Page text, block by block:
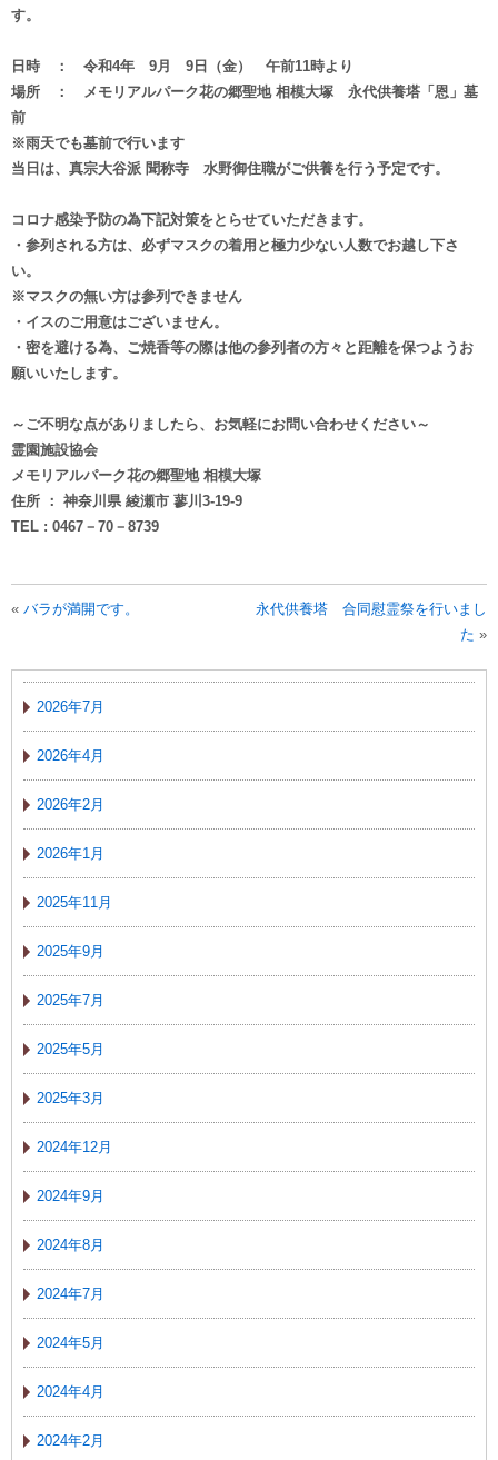
す。
日時 ： 令和4年 9月 9日（金） 午前11時より
場所 ： メモリアルパーク花の郷聖地 相模大塚 永代供養塔「恩」墓
前
※雨天でも墓前で行います
当日は、真宗大谷派 聞称寺 水野御住職がご供養を行う予定です。
コロナ感染予防の為下記対策をとらせていただきます。
・参列される方は、必ずマスクの着用と極力少ない人数でお越し下さ
い。
※マスクの無い方は参列できません
・イスのご用意はございません。
・密を避ける為、ご焼香等の際は他の参列者の方々と距離を保つようお
願いいたします。
～ご不明な点がありましたら、お気軽にお問い合わせください～
霊園施設協会
メモリアルパーク花の郷聖地 相模大塚
住所 ： 神奈川県 綾瀬市 蓼川3-19-9
TEL : 0467－70－8739
« バラが満開です。
永代供養塔 合同慰霊祭を行いまし
た »
2026年7月
2026年4月
2026年2月
2026年1月
2025年11月
2025年9月
2025年7月
2025年5月
2025年3月
2024年12月
2024年9月
2024年8月
2024年7月
2024年5月
2024年4月
2024年2月